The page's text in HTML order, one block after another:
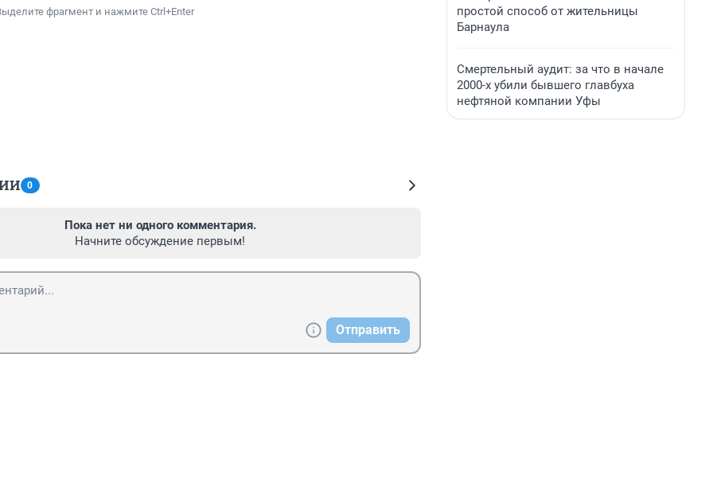
фрагмент и нажмите Ctrl+Enter
0
Пока нет ни одного комментария.
Начните обсуждение первым!
Отправить
простой способ от жительницы
Барнаула
Смертельный аудит: за что в начале
2000-х убили бывшего главбуха
нефтяной компании Уфы